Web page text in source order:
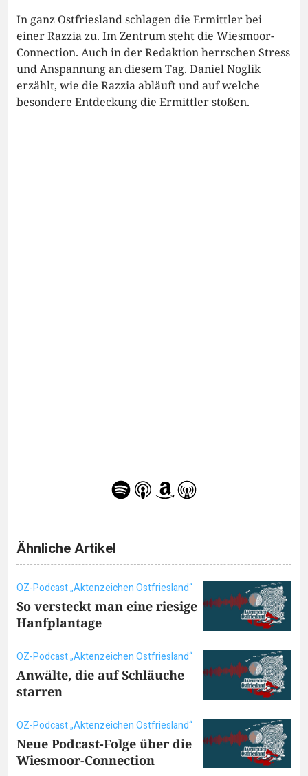
In ganz Ostfriesland schlagen die Ermittler bei
einer Razzia zu. Im Zentrum steht die Wiesmoor-
Connection. Auch in der Redaktion herrschen Stress
und Anspannung an diesem Tag. Daniel Noglik
erzählt, wie die Razzia abläuft und auf welche
besondere Entdeckung die Ermittler stoßen.
Ähnliche Artikel
OZ-Podcast „Aktenzeichen Ostfriesland“
So versteckt man eine riesige
Hanfplantage
OZ-Podcast „Aktenzeichen Ostfriesland“
Anwälte, die auf Schläuche
starren
OZ-Podcast „Aktenzeichen Ostfriesland“
Neue Podcast-Folge über die
Wiesmoor-Connection